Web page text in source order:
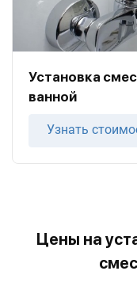
Установка
ванной
Узнать
Цены на